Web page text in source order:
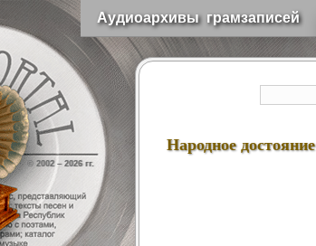
Аудиоархивы грамзаписей
© 2002 – 2026 гг.
Народное достояние